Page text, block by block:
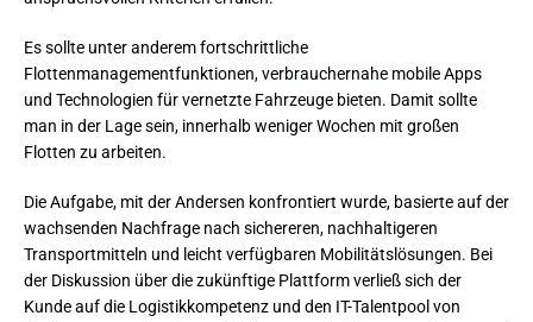
Es sollte unter anderem fortschrittliche
Flottenmanagementfunktionen, verbrauchernahe mobile Apps
und Technologien für vernetzte Fahrzeuge bieten. Damit sollte
man in der Lage sein, innerhalb weniger Wochen mit großen
Flotten zu arbeiten.
Die Aufgabe, mit der Andersen konfrontiert wurde, basierte auf der
wachsenden Nachfrage nach sichereren, nachhaltigeren
Transportmitteln und leicht verfügbaren Mobilitätslösungen. Bei
der Diskussion über die zukünftige Plattform verließ sich der
Kunde auf die Logistikkompetenz und den IT-Talentpool von